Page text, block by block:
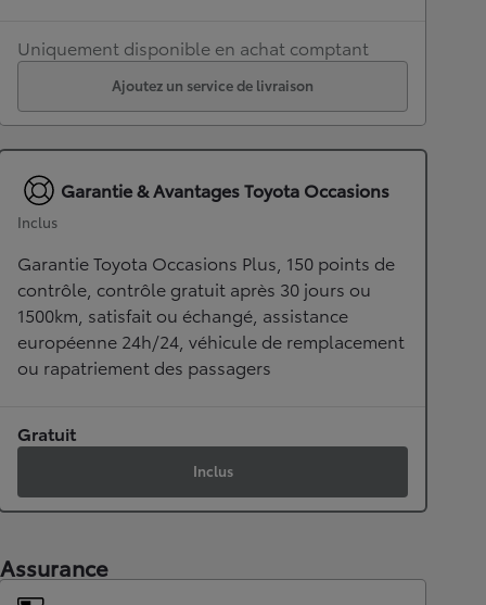
Uniquement disponible en achat comptant
Ajoutez un service de livraison
Garantie & Avantages Toyota Occasions
Inclus
Garantie Toyota Occasions Plus, 150 points de
contrôle, contrôle gratuit après 30 jours ou
1500km, satisfait ou échangé, assistance
européenne 24h/24, véhicule de remplacement
ou rapatriement des passagers
Gratuit
Inclus
Assurance